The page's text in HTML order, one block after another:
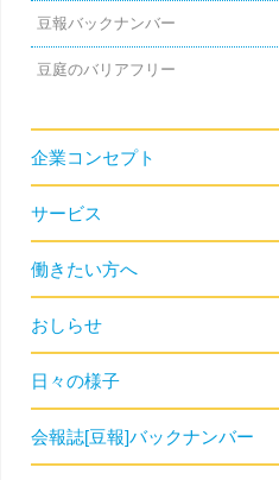
豆報バックナンバー
豆庭のバリアフリー
企業コンセプト
サービス
働きたい方へ
おしらせ
日々の様子
会報誌[豆報]バックナンバー